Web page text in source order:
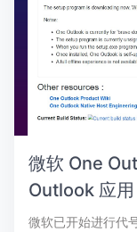
微软 One
Outlook 应用
微软已开始进行代